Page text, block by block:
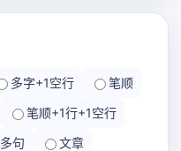
多字+1空行
笔顺
笔顺+1行+1空行
多句
文章